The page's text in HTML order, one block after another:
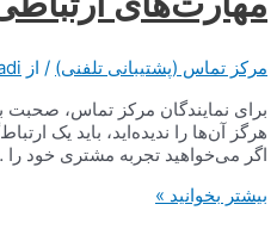
مرکز تماس (پشتیبانی تلفنی) / از
برای نمایندگان مرکز تماس،
هرگز آن‌ها را ندیده‌اید، باید یک
اگر می‌خواهید تجربه مشتری خود را
مهارت‌های
بیشتر بخوانید »